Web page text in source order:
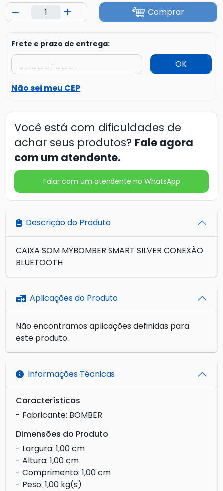
Comprar
Frete e prazo de entrega:
OK
Não sei meu CEP
Você está com dificuldades de
achar seus produtos? Fale agora
com um atendente.
Falar com um atendente no WhatsApp
Descrição do Produto
CAIXA SOM MYBOMBER SMART SILVER CONEXÃO
BLUETOOTH
Aplicações do Produto
Não encontramos aplicações definidas para
este produto.
Informações Técnicas
Características
- Fabricante: BOMBER
Dimensões do Produto
- Largura: 1,00 cm
- Altura: 1,00 cm
- Comprimento: 1,00 cm
- Peso: 1,00 kg(s)